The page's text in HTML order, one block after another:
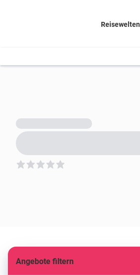
Reisewelten
5
Angebote filtern